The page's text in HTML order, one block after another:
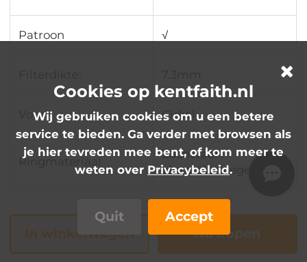
Patroon √
Vorm Cirkel
Ringmateriaal
Luchtvaart
aluminiumlegering
Best verkopende producten
In winkelwagen Nu kopen
Cookies op kentfaith.nl
Wij gebruiken cookies om u een betere
service te bieden. Ga verder met browsen als
je hier tevreden mee bent, of kom meer te
weten over Privacybeleid.
Quit Accept